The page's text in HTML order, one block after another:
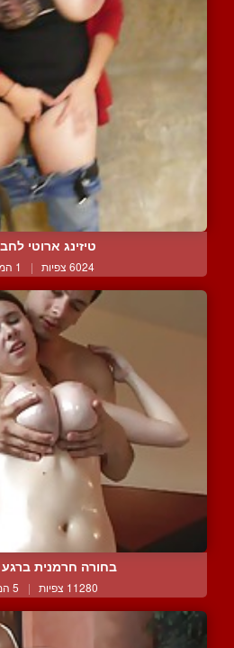
טיזינג ארוטי
6024 צפיות | 1 המלצות
בחורה חרמנית ברגע
11280 צפיות | 5 המלצות